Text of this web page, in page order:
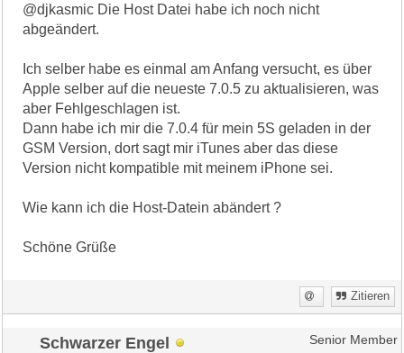
@djkasmic Die Host Datei habe ich noch nicht
abgeändert.
Ich selber habe es einmal am Anfang versucht, es über
Apple selber auf die neueste 7.0.5 zu aktualisieren, was
aber Fehlgeschlagen ist.
Dann habe ich mir die 7.0.4 für mein 5S geladen in der
GSM Version, dort sagt mir iTunes aber das diese
Version nicht kompatible mit meinem iPhone sei.
Wie kann ich die Host-Datein abändert ?
Schöne Grüße
Zitieren
Schwarzer Engel Senior Member